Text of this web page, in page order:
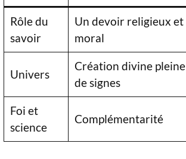
Rôle du
savoir
Un devoir religieux et
moral
Univers
Création divine pleine
de signes
Foi et
science
Complémentarité